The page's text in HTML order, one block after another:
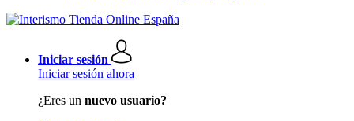
Iniciar sesión
Iniciar sesión ahora
¿Eres un nuevo usuario?